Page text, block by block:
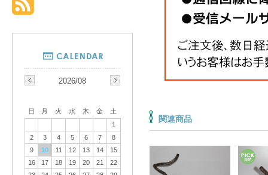
関連商品
2026/08
日 月 火 水 木 金
土
1
2
3 4 5 6 7
8
9
10 11 12 13 14
15
16
17 18 19 20 21
22